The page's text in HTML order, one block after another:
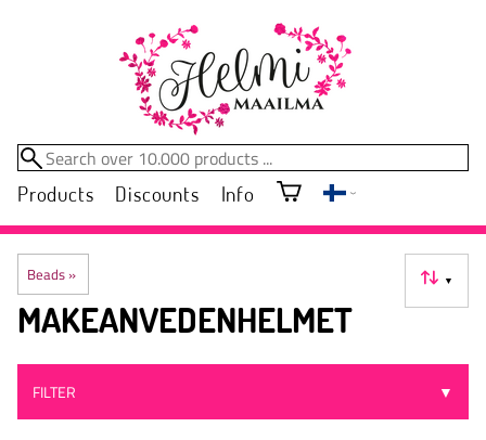
Products Discounts Info
Beads‪» ▼
MAKEANVEDENHELMET
FILTER ▼